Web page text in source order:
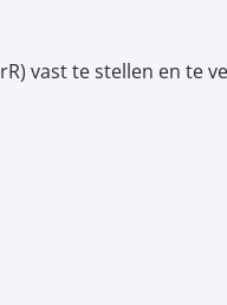
vast te stellen en te